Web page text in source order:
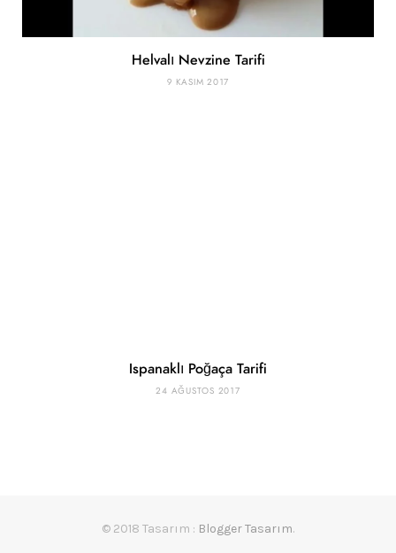
Helvalı Nevzine Tarifi
9 KASIM 2017
Ispanaklı Poğaça Tarifi
24 AĞUSTOS 2017
© 2018 Tasarım : Blogger Tasarım.